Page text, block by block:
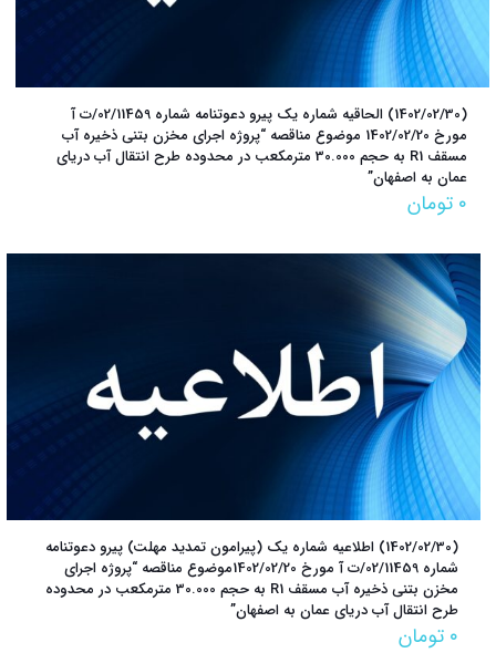
(1402/02/30) الحاقیه شماره یک پیرو دعوتنامه شماره 02/11459/ت آ
مورخ 1402/02/20 موضوع مناقصه “پروژه اجرای مخزن بتنی ذخیره آب
مسقف R1 به حجم 30.000 مترمکعب در محدوده طرح انتقال آب دریای
عمان به اصفهان”
۰ تومان
(1402/02/30) اطلاعیه شماره یک (پیرامون تمدید مهلت) پیرو دعوتنامه
شماره 02/11459/ت آ مورخ 1402/02/20موضوع مناقصه “پروژه اجرای
مخزن بتنی ذخیره آب مسقف R1 به حجم 30.000 مترمکعب در محدوده
طرح انتقال آب دریای عمان به اصفهان”
۰ تومان